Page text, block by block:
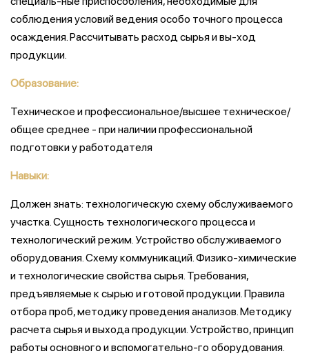
соблюдения условий ведения особо точного процесса
осаждения. Рассчитывать расход сырья и вы-ход
продукции.
Образование:
Техническое и профессиональное/высшее техническое/
общее среднее - при наличии профессиональной
подготовки у работодателя
Навыки:
Должен знать: технологическую схему обслуживаемого
участка. Сущность технологического процесса и
технологический режим. Устройство обслуживаемого
оборудования. Схему коммуникаций. Физико-химические
и технологические свойства сырья. Требования,
предъявляемые к сырью и готовой продукции. Правила
отбора проб, методику проведения анализов. Методику
расчета сырья и выхода продукции. Устройство, принцип
работы основного и вспомогательно-го оборудования.